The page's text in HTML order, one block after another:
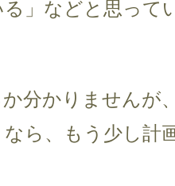
」などと思って
分かりませんが
ら、もう少し計